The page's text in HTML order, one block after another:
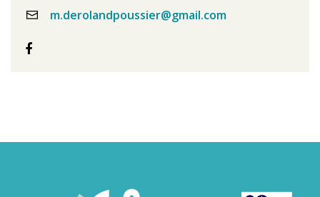
m.derolandpoussier@gmail.com
Facebook